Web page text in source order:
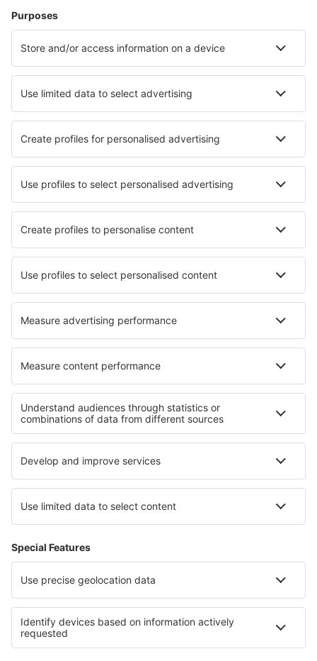
Pernottamenti a Punta Gorda
Le migliori sistemazioni - città
Pernottamenti in Pietrasanta Pernottamenti in Bourne End
Pernottamenti in Montaione Pernottamenti in Blackburn
Pernottamenti in Sant Cebria De Vallalta
Pernottamenti in Reze Pernottamenti in Isernia
Le migliori sistemazioni - zone
Pernottamenti in Arizona Pernottamenti Crater Lake
Pernottamenti in Alaska
Pernottamenti nel Parco nazionale Los Glaciares
Pernottamenti in Lituania Pernottamenti in Sinaloa
Pernottamenti Smolyan province
Pernottamenti nel Pembrokeshire